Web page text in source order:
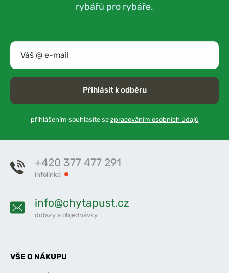
rybářů pro rybáře.
Přihlásit k odběru
přihlášením souhlasíte se zpracováním osobních údajů
+420 377 477 291
infolinka
info@chytapust.cz
dotazy a objednávky
VŠE O NÁKUPU